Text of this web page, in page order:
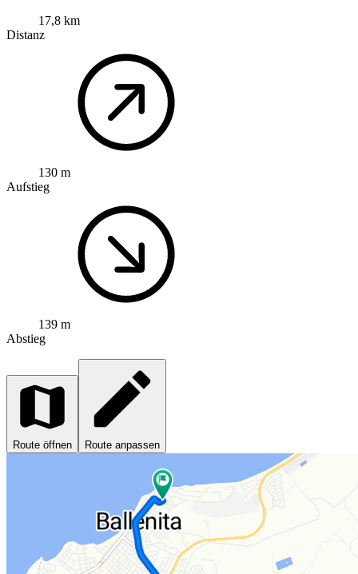
17,8 km
Distanz
130 m
Aufstieg
139 m
Abstieg
Route öffnen Route anpassen